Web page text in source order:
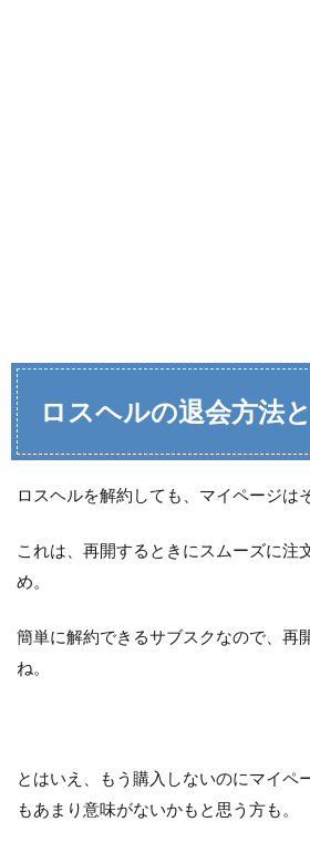
ロスヘルの退会方法
ロスヘルを解約しても、マイページは
これは、再開するときにスムーズに注
め。
簡単に解約できるサブスクなので、再
ね。
とはいえ、もう購入しないのにマイペ
もあまり意味がないかもと思う方も。